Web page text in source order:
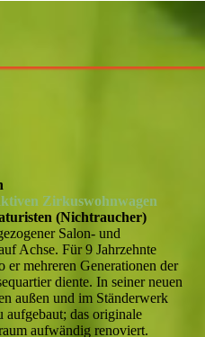
Zirkuswohnwagen
(Nichtraucher)
Salon- und
Achse. Für 9 Jahr­zehnte
mehreren Generationen der
diente. In seiner neuen
außen und im Ständerwerk
das originale
aufwändig renoviert.